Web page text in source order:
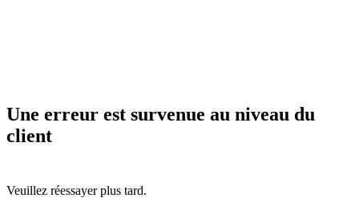
Une erreur est survenue au niveau du
client
Veuillez réessayer plus tard.